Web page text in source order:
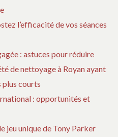
l’efficacité de vos séances
: astuces pour réduire
de nettoyage à Royan ayant
plus courts
: opportunités et
jeu unique de Tony Parker